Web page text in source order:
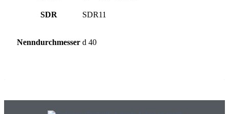
SDR SDR11
Nenndurchmesser d 40